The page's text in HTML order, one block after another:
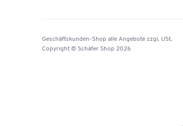
Geschäftskunden-Shop alle Angebote zzgl. USt.
Copyright © Schäfer Shop 2026